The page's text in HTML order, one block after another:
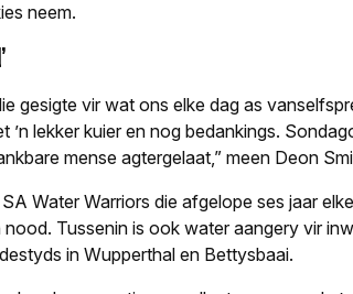
neem.
gesigte vir wat ons elke dag as
’n lekker kuier en nog bedankings.
mense agtergelaat,” meen Deon
Water Warriors die afgelope ses jaar
nood. Tussenin is ook water aangery vir
in Wupperthal en Bettysbaai.